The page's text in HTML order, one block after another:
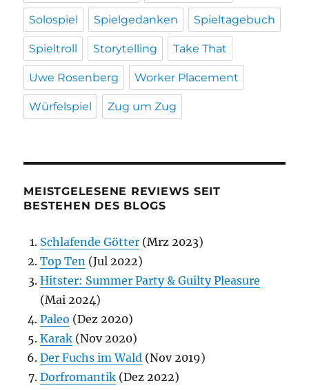
Solospiel Spielgedanken Spieltagebuch
Spieltroll Storytelling Take That
Uwe Rosenberg Worker Placement
Würfelspiel Zug um Zug
MEISTGELESENE REVIEWS SEIT
BESTEHEN DES BLOGS
Schlafende Götter (Mrz 2023)
Top Ten (Jul 2022)
Hitster: Summer Party & Guilty Pleasure
(Mai 2024)
Paleo (Dez 2020)
Karak (Nov 2020)
Der Fuchs im Wald (Nov 2019)
Dorfromantik (Dez 2022)